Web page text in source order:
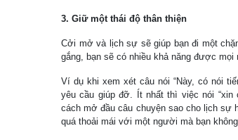
3. Giữ một thái độ thân thiện
Cởi mở và lịch sự sẽ giúp bạn đi một
gắng, bạn sẽ có nhiều khả năng được
Ví dụ khi xem xét câu nói “Này, có nói
yêu cầu giúp đỡ. Ít nhất thì việc nói “xin
cách mở đầu câu chuyện sao cho lịch sự
quá thoải mái với một người mà bạn